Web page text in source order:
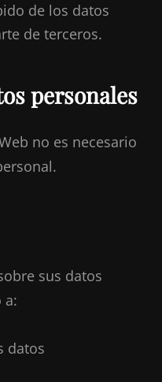
de los datos
de terceros.
personales
no es necesario
sus datos
a:
datos